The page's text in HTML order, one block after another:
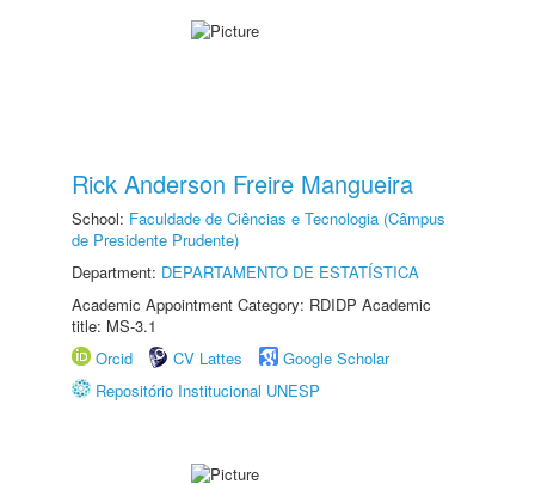
Rick Anderson Freire Mangueira
School: Faculdade de Ciências e Tecnologia (Câmpus
de Presidente Prudente)
Department: DEPARTAMENTO DE ESTATÍSTICA
Academic Appointment Category: RDIDP Academic
title: MS-3.1
Orcid
CV Lattes
Google Scholar
Repositório Institucional UNESP